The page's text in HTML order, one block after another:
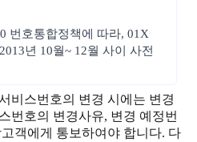
번호통합정책에 따라, 01X
년 10월~ 12월 사이 사전
비스번호의 변경 시에는 변경
번호의 변경사유, 변경 예정번
객에게 통보하여야 합니다. 다